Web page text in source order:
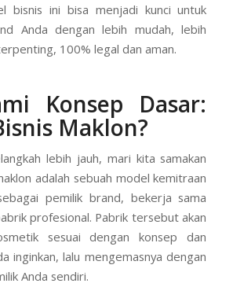
bisnis ini bisa menjadi kunci untuk
Anda dengan lebih mudah, lebih
100% legal dan aman.
Konsep Dasar:
Maklon?
lebih jauh, mari kita samakan
adalah sebuah model kemitraan
pemilik brand, bekerja sama
profesional. Pabrik tersebut akan
sesuai dengan konsep dan
inginkan, lalu mengemasnya dengan
Anda sendiri.